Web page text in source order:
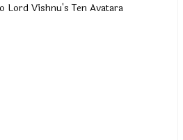
Lord Vishnu's Ten Avatara